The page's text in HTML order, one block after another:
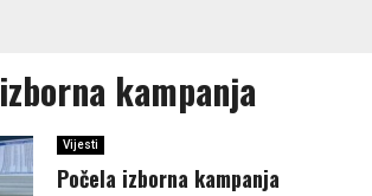
izborna kampanja
Vijesti
Počela izborna kampanja